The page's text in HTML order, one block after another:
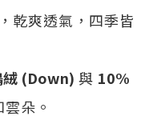
乾爽透氣，四季皆
絨 (Down) 與 10%
朵。